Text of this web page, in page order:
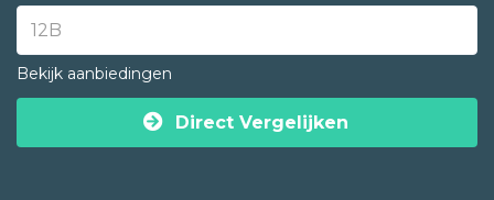
Bekijk aanbiedingen
Direct Vergelijken